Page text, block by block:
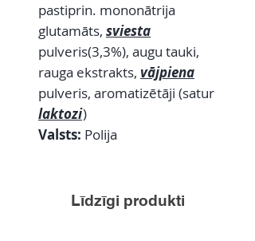
pastiprin. mononātrija
glutamāts, sviesta
pulveris(3,3%), augu tauki,
rauga ekstrakts, vājpiena
pulveris, aromatizētāji (satur
laktozi)
Valsts: Polija
Līdzīgi produkti